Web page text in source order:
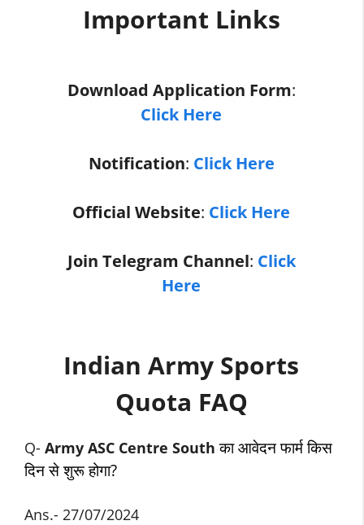
Important Links
Download Application Form:
Click Here
Notification: Click Here
Official Website: Click Here
Join Telegram Channel: Click
Here
Indian Army Sports
Quota FAQ
Q- Army ASC Centre Southका आवेदन फार्म किस
दिन से शुरू होगा?
Ans.- 27/07/2024